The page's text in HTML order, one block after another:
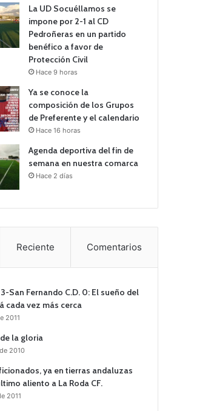
La UD Socuéllamos se
impone por 2-1 al CD
Pedroñeras en un partido
benéfico a favor de
Protección Civil
Hace 9 horas
Ya se conoce la
composición de los Grupos
de Preferente y el calendario
Hace 16 horas
Agenda deportiva del fin de
semana en nuestra comarca
Hace 2 días
Reciente Comentarios
3-San Fernando C.D. 0: El sueño del
cada vez más cerca
2011
la gloria
2010
ya en tierras andaluzas
aliento a La Roda CF.
2011